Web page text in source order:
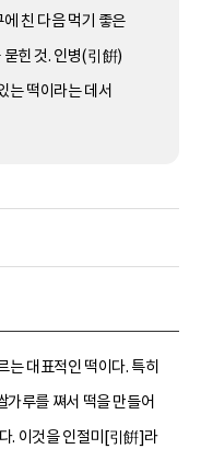
친 다음 먹기 좋은
묻힌 것. 인병(引餠)
는 떡이라는 데서
는 대표적인 떡이다. 특히
루를 쪄서 떡을 만들어
. 이것을 인절미[引餠]라